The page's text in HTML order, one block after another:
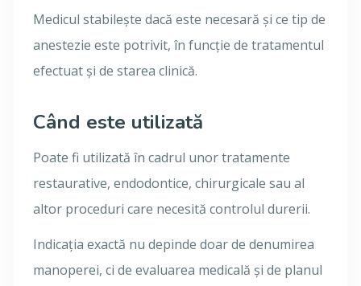
Medicul stabilește dacă este necesară și ce tip de
anestezie este potrivit, în funcție de tratamentul
efectuat și de starea clinică.
Când este utilizată
Poate fi utilizată în cadrul unor tratamente
restaurative, endodontice, chirurgicale sau al
altor proceduri care necesită controlul durerii.
Indicația exactă nu depinde doar de denumirea
manoperei, ci de evaluarea medicală și de planul